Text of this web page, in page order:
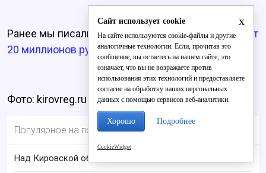
Ранее мы писали, чторайонные больницы получат
20 миллионов рублей.
Фото: kirovreg.ru
Популярное на портале
Над Кировской областью сбили БПЛА
x
Сайт использует cookie
На сайте используются cookie-файлы и другие
аналогичные технологии. Если, прочитав это
сообщение, вы остаетесь на нашем сайте, это
означает, что вы не возражаете против
использования этих технологий и предоставляете
согласие на обработку ваших персональных
данных с помощью сервисов веб-аналитики.
Хорошо Подробнее
CookieWidget